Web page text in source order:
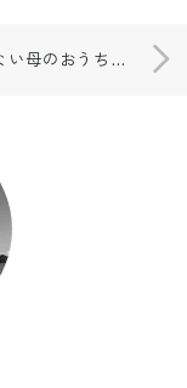
報われない母のおうち海鮮丼🐟🥢